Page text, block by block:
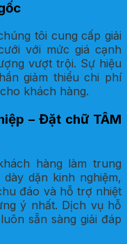
tôi cung cấp giải
với mức giá cạnh
vượt trội. Sự hiệu
giảm thiểu chi phí
khách hàng.
– Đặt chữ TÂM
hàng làm trung
dặn kinh nghiệm,
đáo và hỗ trợ nhiệt
ý nhất. Dịch vụ hỗ
sẵn sàng giải đáp